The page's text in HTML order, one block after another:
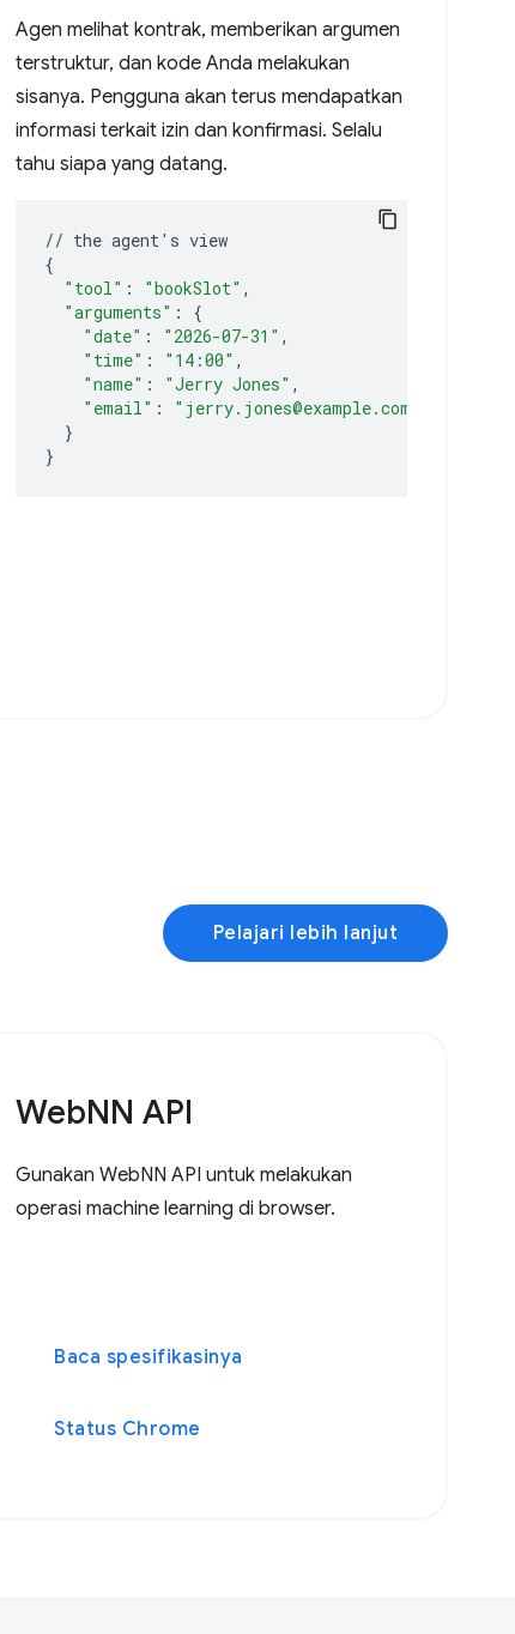
Agen melihat kontrak, memberikan argumen
terstruktur, dan kode Anda melakukan
sisanya. Pengguna akan terus mendapatkan
informasi terkait izin dan konfirmasi. Selalu
tahu siapa yang datang.
// the agent ' s
{
"tool" : "bookSlot"
"arguments" :
{
"date" : "2026-07-31"
"time" : "14:00"
"name" : "Jerry Jones"
"email" :
"jerry.jones@example.com"
}
}
Pelajari lebih lanjut
WebNN API
Gunakan WebNN API untuk melakukan
operasi machine learning di browser.
Baca spesifikasinya
Status Chrome